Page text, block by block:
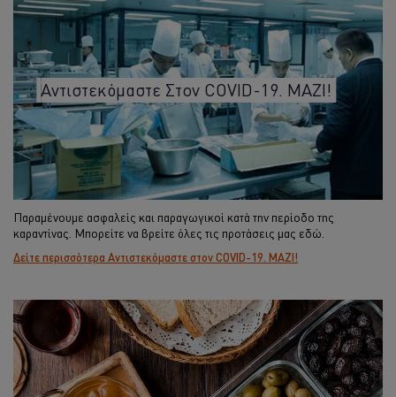
Αντιστεκόμαστε Στον COVID-19. ΜΑΖΙ!
Παραμένουμε ασφαλείς και παραγωγικοί κατά την περίοδο της
καραντίνας. Μπορείτε να βρείτε όλες τις προτάσεις μας εδώ.​
Δείτε περισσότερα Αντιστεκόμαστε στον COVID-19. ΜΑΖΙ!